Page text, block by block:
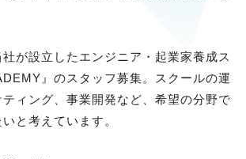
が設立したエンジニア・起業家養成ス
』のスタッフ募集。スクールの運
ィング、事業開発など、希望の分野で
と考えています。